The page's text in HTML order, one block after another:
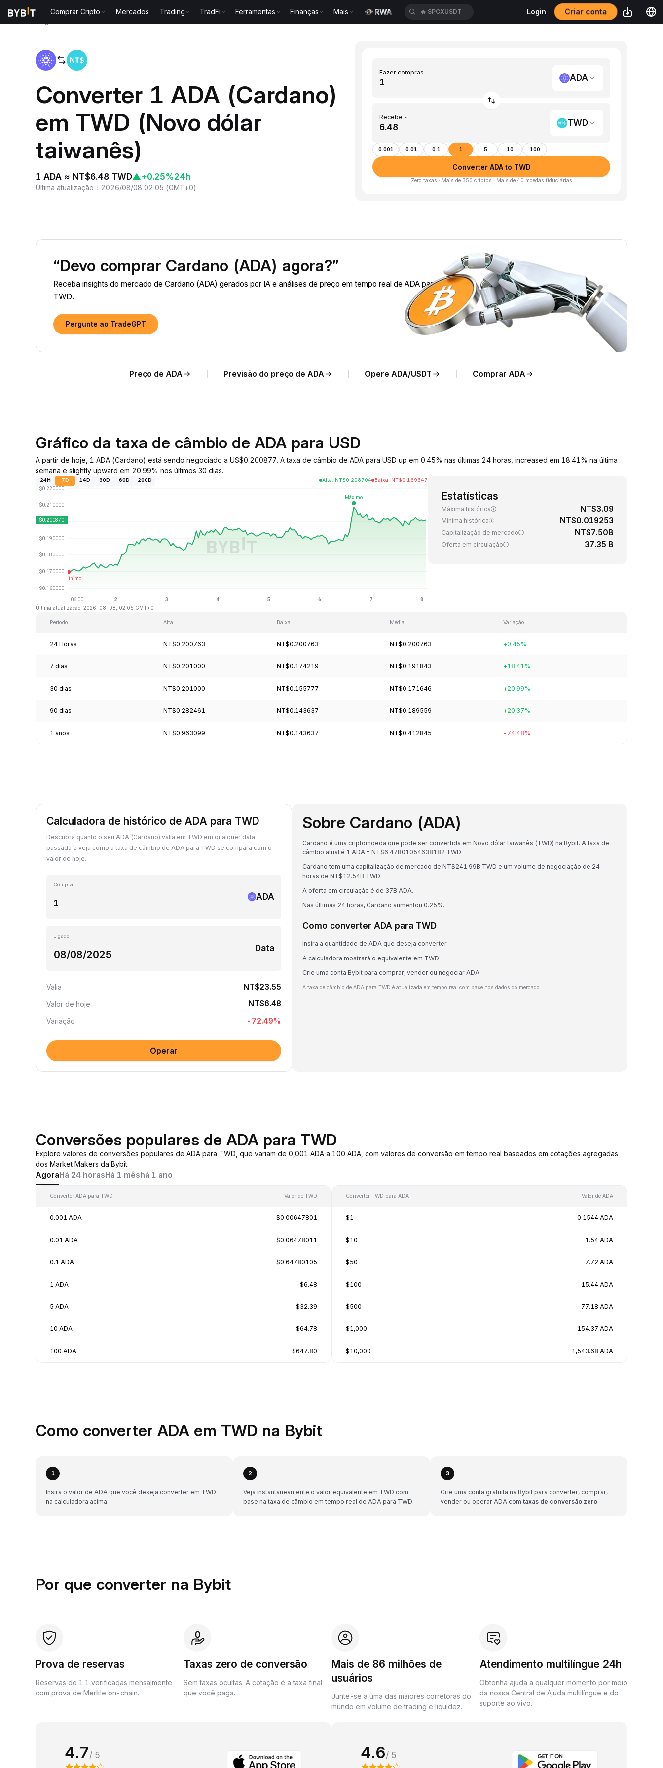
Comprar Cripto Mercados Trading TradFi Ferramentas Finanças Mais 🔥 SPCXUSDT Login Criar conta
Converter 1 ADA (Cardano)
em TWD (Novo dólar
taiwanês)
1 ADA ≈ NT$6.48 TWD▲+0.25%24h
Última atualização ： 2026/08/08 02:05 (GMT+0)
Fazer compras
ADA
Recebe ~
TWD
0.001 0.01 0.1 1 5 10 100
Converter ADA to TWD
Zero taxas · Mais de 350 criptos · Mais de 40 moedas fiduciárias
“Devo comprar Cardano (ADA) agora?”
Receba insights do mercado de Cardano (ADA) gerados por IA e análises de preço em tempo real de ADA para
TWD.
Pergunte ao TradeGPT
Preço de ADA Previsão do preço de ADA Opere ADA/USDT Comprar ADA
Gráfico da taxa de câmbio de ADA para USD
A partir de hoje, 1 ADA (Cardano) está sendo negociado a US$0.200877. A taxa de câmbio de ADA para USD up em 0.45% nas últimas 24 horas, increased em 18.41% na última
semana e slightly upward em 20.99% nos últimos 30 dias.
24H 7D 14D 30D 60D 200D Alta: NT$0.208704 Baixa: NT$0.169647
Última atualização: 2026-08-08, 02:05 GMT+0
Estatísticas
Máxima histórica NT$3.09
Mínima histórica NT$0.019253
Capitalização de mercado NT$7.50B
Oferta em circulação 37.35 B
Período Alta Baixa Média Variação
24 Horas NT$0.200763 NT$0.200763 NT$0.200763 +0.45%
7 dias NT$0.201000 NT$0.174219 NT$0.191843 +18.41%
30 dias NT$0.201000 NT$0.155777 NT$0.171646 +20.99%
90 dias NT$0.282461 NT$0.143637 NT$0.189559 +20.37%
1 anos NT$0.963099 NT$0.143637 NT$0.412845 -74.48%
Calculadora de histórico de ADA para TWD
Descubra quanto o seu ADA (Cardano) valia em TWD em qualquer data
passada e veja como a taxa de câmbio de ADA para TWD se compara com o
valor de hoje.
Comprar
ADA
Ligado
Data
Valia NT$23.55
Valor de hoje NT$6.48
Variação -72.49%
Operar
Sobre Cardano (ADA)
Cardano é uma criptomoeda que pode ser convertida em Novo dólar taiwanês (TWD) na Bybit. A taxa de
câmbio atual é 1 ADA = NT$6.47801054638182 TWD.
Cardano tem uma capitalização de mercado de NT$241.99B TWD e um volume de negociação de 24
horas de NT$12.54B TWD.
A oferta em circulação é de 37B ADA.
Nas últimas 24 horas, Cardano aumentou 0.25%.
Como converter ADA para TWD
Insira a quantidade de ADA que deseja converter
A calculadora mostrará o equivalente em TWD
Crie uma conta Bybit para comprar, vender ou negociar ADA
A taxa de câmbio de ADA para TWD é atualizada em tempo real com base nos dados do mercado.
Conversões populares de ADA para TWD
Explore valores de conversões populares de ADA para TWD, que variam de 0,001 ADA a 100 ADA, com valores de conversão em tempo real baseados em cotações agregadas
dos Market Makers da Bybit.
AgoraHá 24 horasHá 1 mêshá 1 ano
Converter ADA para TWD Valor de TWD
0.001 ADA $0.00647801
0.01 ADA $0.06478011
0.1 ADA $0.64780105
1 ADA $6.48
5 ADA $32.39
10 ADA $64.78
100 ADA $647.80
Converter TWD para ADA Valor de ADA
$1 0.1544 ADA
$10 1.54 ADA
$50 7.72 ADA
$100 15.44 ADA
$500 77.18 ADA
$1,000 154.37 ADA
$10,000 1,543.68 ADA
Como converter ADA em TWD na Bybit
1
Insira o valor de ADA que você deseja converter em TWD
na calculadora acima.
2
Veja instantaneamente o valor equivalente em TWD com
base na taxa de câmbio em tempo real de ADA para TWD.
3
Crie uma conta gratuita na Bybit para converter, comprar,
vender ou operar ADA com taxas de conversão zero.
Por que converter na Bybit
Prova de reservas
Reservas de 1:1 verificadas mensalmente
com prova de Merkle on-chain.
Taxas zero de conversão
Sem taxas ocultas. A cotação é a taxa final
que você paga.
Mais de 86 milhões de
usuários
Junte-se a uma das maiores corretoras do
mundo em volume de trading e liquidez.
Atendimento multilíngue 24h
Obtenha ajuda a qualquer momento por meio
da nossa Central de Ajuda multilíngue e do
suporte ao vivo.
4.7/ 5 4.6/ 5